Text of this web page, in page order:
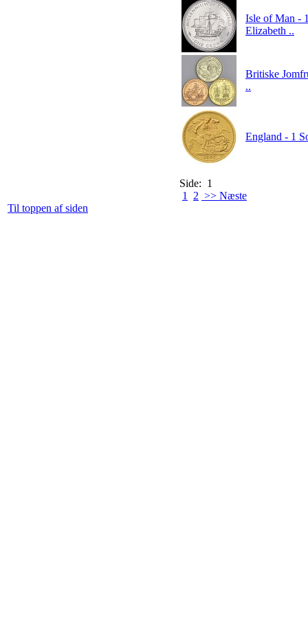
Isle of Man -
Elizabeth ..
Britiske
..
England - 1
Side: 1
1
2 >> Næste
Til toppen af siden